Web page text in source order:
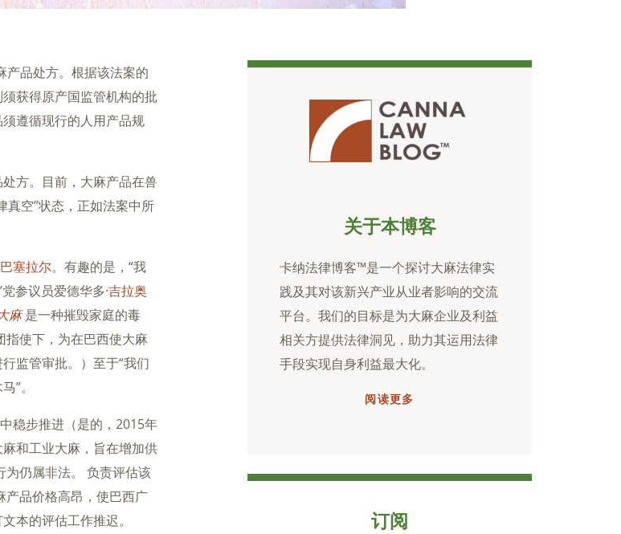
产品处方。根据该法案的
获得原产国监管机构的批
遵循现行的人用产品规
方。目前，大麻产品在兽
真空”状态，正如法案中所
巴塞拉尔。有趣的是，“我
参议员爱德华多·吉拉奥
麻是一种摧毁家庭的毒
指使下，为在巴西使大麻
监管审批。）至于“我们
”。
稳步推进（是的，2015年
和工业大麻，旨在增加供
为仍属非法。 负责评估该
产品价格高昂，使巴西广
本的评估工作推迟。
关于本博客
卡纳法律博客™是一个探讨大麻法律实
践及其对该新兴产业从业者影响的交流
平台。我们的目标是为大麻企业及利益
相关方提供法律洞见，助力其运用法律
手段实现自身利益最大化。
阅读更多
订阅